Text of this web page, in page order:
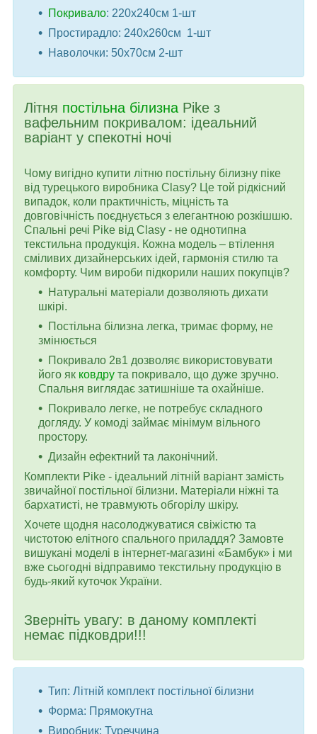
Покривало: 220x240см 1-шт
Простирадло: 240x260см 1-шт
Наволочки: 50x70см 2-шт
Літня постільна білизна Pike з
вафельним покривалом: ідеальний
варіант у спекотні ночі
Чому вигідно купити літню постільну білизну піке
від турецького виробника Clasy? Це той рідкісний
випадок, коли практичність, міцність та
довговічність поєднується з елегантною розкішшю.
Спальні речі Pike від Clasy - не однотипна
текстильна продукція. Кожна модель – втілення
сміливих дизайнерських ідей, гармонія стилю та
комфорту. Чим вироби підкорили наших покупців?
Натуральні матеріали дозволяють дихати
шкірі.
Постільна білизна легка, тримає форму, не
змінюється
Покривало 2в1 дозволяє використовувати
його як ковдру та покривало, що дуже зручно.
Спальня виглядає затишніше та охайніше.
Покривало легке, не потребує складного
догляду. У комоді займає мінімум вільного
простору.
Дизайн ефектний та лаконічний.
Комплекти Pike - ідеальний літній варіант замість
звичайної постільної білизни. Матеріали ніжні та
бархатисті, не травмують обгорілу шкіру.
Хочете щодня насолоджуватися свіжістю та
чистотою елітного спального приладдя? Замовте
вишукані моделі в інтернет-магазині «Бамбук» і ми
вже сьогодні відправимо текстильну продукцію в
будь-який куточок України.
Зверніть увагу: в даному комплекті
немає підковдри!!!
Тип: Літній комплект постільної білизни
Форма: Прямокутна
Виробник: Туреччина